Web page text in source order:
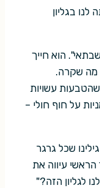
בגליון
הוא חייך
מה שקרה.
עשויות
על חוף חולי –
שכל גרגר
עיווה את
לגליון הזה?"